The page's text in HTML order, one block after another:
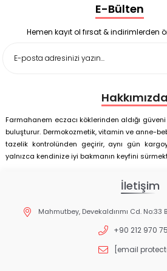
Enterogermina Family 5 ml 20
Deep Flex Stres Azaltıcı ve
Matı Set 40x60 cm
Deep Flex Stres Azaltıcı ve
E-Bülten
Hemen kayıt ol fırsat & indirimlerden
Hakkımızda
Farmahanem eczacı köklerinden aldığı güveni
buluşturur. Dermokozmetik, vitamin ve anne-
tazelik kontrolünden geçirir, aynı gün
yalnızca kendinize iyi bakmanın keyfini
İletişim
Mahmutbey, Devekaldırımı Cd. No:33
+90 212 970
[email